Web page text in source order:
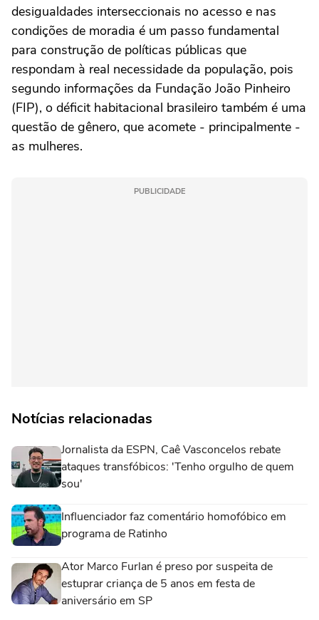
desigualdades interseccionais no acesso e nas
condições de moradia é um passo fundamental
para construção de políticas públicas que
respondam à real necessidade da população, pois
segundo informações da Fundação João Pinheiro
(FIP), o déficit habitacional brasileiro também é uma
questão de gênero, que acomete - principalmente -
as mulheres.
PUBLICIDADE
Notícias relacionadas
Jornalista da ESPN, Caê Vasconcelos rebate
ataques transfóbicos: 'Tenho orgulho de quem
sou'
Influenciador faz comentário homofóbico em
programa de Ratinho
Ator Marco Furlan é preso por suspeita de
estuprar criança de 5 anos em festa de
aniversário em SP